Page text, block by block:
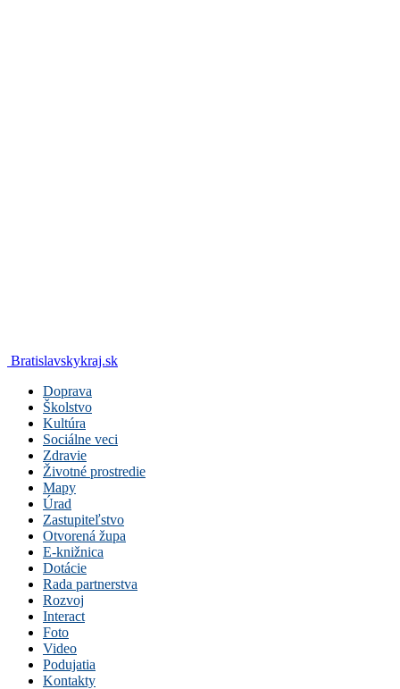
Bratislavskykraj.sk
Doprava
Školstvo
Kultúra
Sociálne veci
Zdravie
Životné prostredie
Mapy
Úrad
Zastupiteľstvo
Otvorená župa
E-knižnica
Dotácie
Rada partnerstva
Rozvoj
Interact
Foto
Video
Podujatia
Kontakty